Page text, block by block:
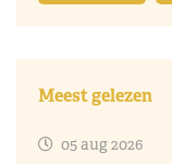
Meest gelezen
05 aug 2026